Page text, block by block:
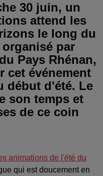
30 juin, un
attend les
le long du
par
Pays Rhénan,
cet événement
début d'été. Le
son temps et
de ce coin
animations de l'été du
qui est doucement en